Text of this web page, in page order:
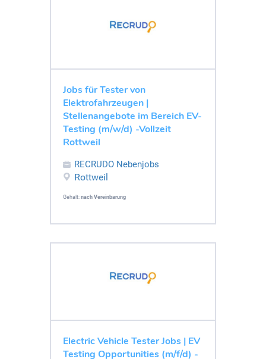
Jobs für Tester von
Elektrofahrzeugen |
Stellenangebote im Bereich EV-
Testing (m/w/d) -Vollzeit
Rottweil
RECRUDO Nebenjobs
Rottweil
Gehalt: nach Vereinbarung
Electric Vehicle Tester Jobs | EV
Testing Opportunities (m/f/d) -